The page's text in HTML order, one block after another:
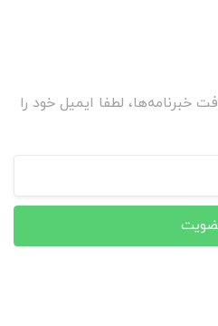
خبرنامه‌ها، لطفا ایمیل خود را